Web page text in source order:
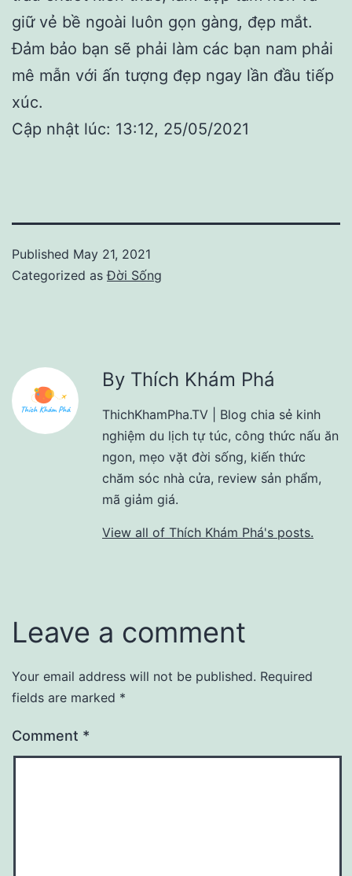
giữ vẻ bề ngoài luôn gọn gàng, đẹp mắt.
Đảm bảo bạn sẽ phải làm các bạn nam phải
mê mẫn với ấn tượng đẹp ngay lần đầu tiếp
xúc.
Cập nhật lúc: 13:12, 25/05/2021
Published May 21, 2021
Categorized asĐời Sống
By Thích Khám Phá
ThichKhamPha.TV | Blog chia sẻ kinh
nghiệm du lịch tự túc, công thức nấu ăn
ngon, mẹo vặt đời sống, kiến thức
chăm sóc nhà cửa, review sản phẩm,
mã giảm giá.
View all of Thích Khám Phá's posts.
Leave a comment
Your email address will not be published. Required
fields are marked *
Comment *